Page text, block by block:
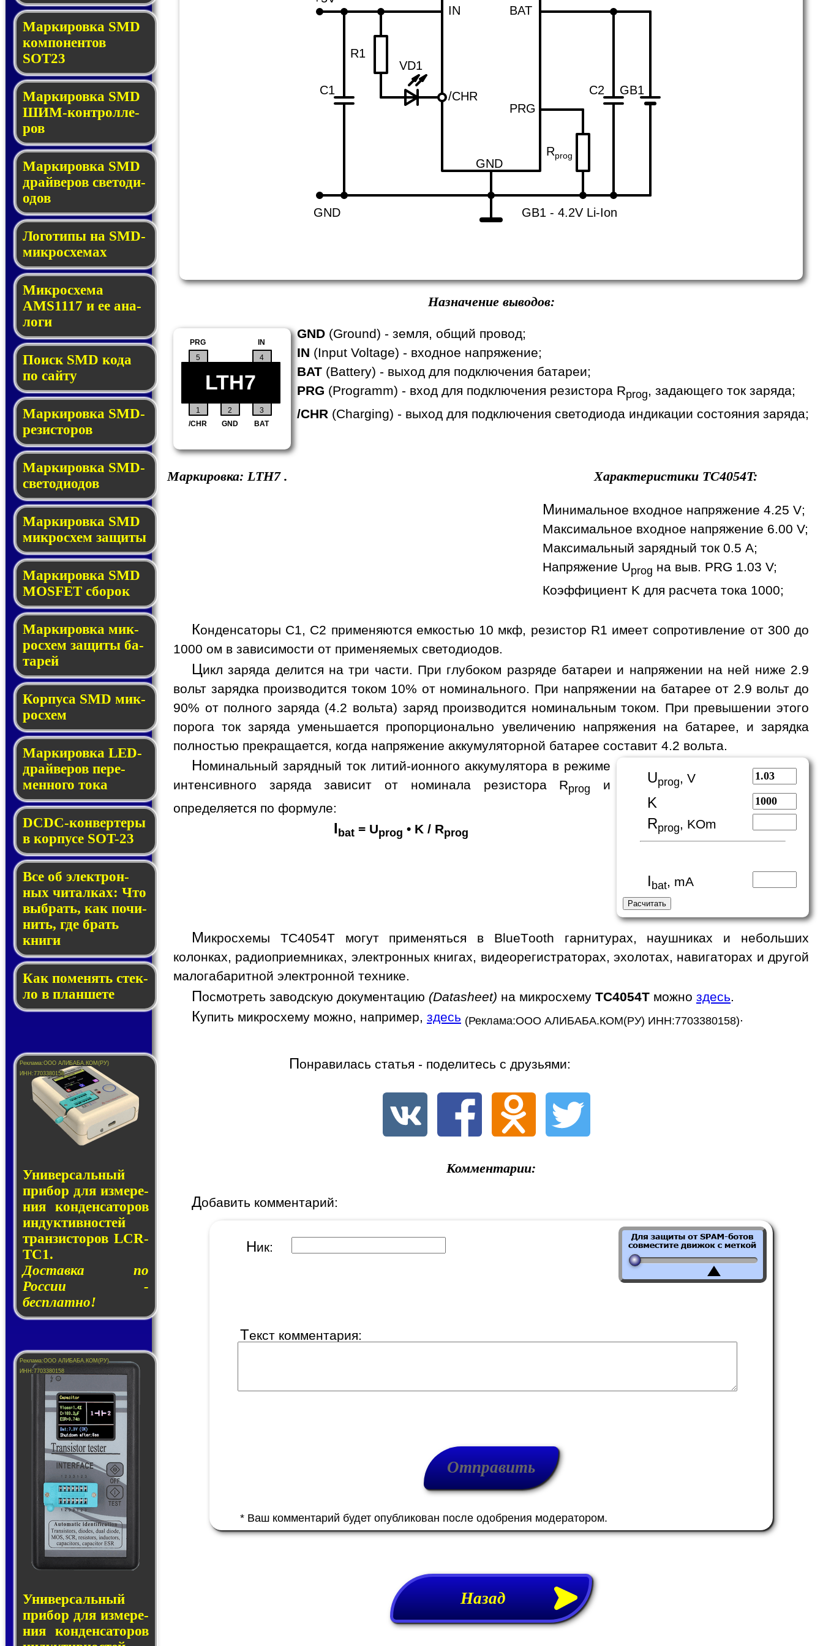
Маркировка SMD
ком­по­нен­тов
SOT23
Маркировка SMD
ШИМ-кон­трол­ле­
ров
Маркировка SMD
драй­ве­ров све­то­ди­
о­дов
Логотипы на SMD-
мик­ро­схе­мах
Микросхема
AMS1117 и ее ана­
ло­ги
Поиск SMD ко­да
по сай­ту
Маркировка SMD-
ре­зис­то­ров
Маркировка SMD-
све­то­дио­дов
Мар­ки­ров­ка SMD
мик­рос­хем защиты
Мар­ки­ров­ка SMD
MOSFET сбо­рок
Мар­ки­ров­ка мик­
ро­схем за­щи­ты ба­
та­рей
Корпуса SMD мик­
ро­схем
Маркировка LED-
драй­ве­ров пе­ре­
мен­но­го то­ка
DCDC-кон­вер­те­ры
в кор­пу­се SOT-23
Все об элек­трон­
ных чи­тал­ках: Что
выб­рать, как по­чи­
нить, где брать
кни­ги
Как по­ме­нять стек­
ло в планшете
Универсальный
при­бор для из­ме­ре­
ния кон­ден­са­то­ров
ин­дук­тив­нос­тей
тран­зис­то­ров LCR-
TC1.
Доставка по
России -
бесплатно!
Универсальный
при­бор для из­ме­ре­
ния кон­ден­са­то­ров
GND
IN
GND
BAT
PRG
Rprog
C1 C2 GB1
/CHR
R1
VD1
GB1 - 4.2V Li-Ion
Назначение выводов:
1 2 3
4
/CHR GND BAT
IN
5
PRG
LTH7
GND (Ground) - земля, общий провод;
IN (Input Voltage) - входное напряжение;
BAT (Battery) - выход для подключения батареи;
PRG (Programm) - вход для подключения резистора Rprog
, задающего ток заряда;
/CHR (Charging) - выход для подключения светодиода индикации состояния заряда;
Маркировка: LTH7. Характеристики TC4054T:
Минимальное входное напряжение 4.25 V;
Максимальное входное напряжение 6.00 V;
Максимальный зарядный ток 0.5 A;
Напряжение Uprog на выв. PRG 1.03 V;
Коэффициент K для расчета тока 1000;
Конденсаторы C1, C2 применяются емкостью 10 мкф, резистор R1 имеет сопротивление от 300 до
1000 ом в зависимости от применяемых светодиодов.
Цикл заряда делится на три части. При глубоком разряде батареи и напряжении на ней ниже 2.9
вольт зарядка производится током 10% от номинального. При напряжении на батарее от 2.9 вольт до
90% от полного заряда (4.2 вольта) заряд производится номинальным током. При превышении этого
порога ток заряда уменьшается пропорционально увеличению напряжения на батарее, и зарядка
полностью прекращается, когда напряжение аккумуляторной батарее составит 4.2 вольта.
Uprog, V
K
Rprog , KOm
I bat, mA
Номинальный зарядный ток литий-ионного аккумулятора в режиме
интенсивного заряда зависит от номинала резистора Rprog
и
определяется по формуле:
I bat = Uprog • K / Rprog
Микросхемы TC4054T могут применяться в BlueTooth гарнитурах, наушниках и небольших
колонках, радиоприемниках, электронных книгах, видеорегистраторах, эхолотах, навигаторах и другой
малогабаритной электронной технике.
Посмотреть заводскую документацию (Datasheet) на микросхему TC4054T можно здесь.
Купить микросхему можно, например, здесь (Реклама:ООО АЛИБАБА.КОМ(РУ) ИНН:7703380158).
Понравилась статья - поделитесь с друзьями:
Комментарии:
Добавить комментарий:
Ник:
Текст комментария:
* Ваш комментарий будет опубликован после одобрения модератором.
Назад